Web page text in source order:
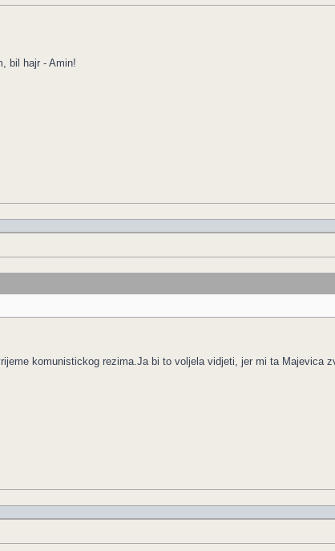
bil hajr - Amin!
komunistickog rezima.Ja bi to voljela vidjeti, jer mi ta Majevica